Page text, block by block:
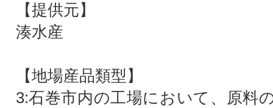
【提供元】
湊水産
【地場産品類型】
3:石巻市内の工場において、原料